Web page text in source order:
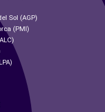
Sol (AGP)
(PMI)